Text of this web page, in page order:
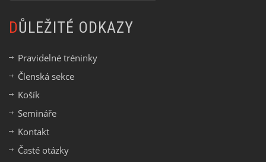
DŮLEŽITÉ ODKAZY
Pravidelné tréninky
Členská sekce
Košík
Semináře
Kontakt
Časté otázky